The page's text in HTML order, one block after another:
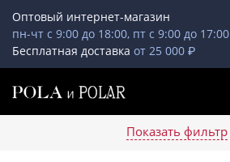
Оптовый интернет-магазин
пн-чт с 9:00 до 18:00, пт с 9:00 до 17:00
Бесплатная доставка от 25 000 ₽
Показать фильтр